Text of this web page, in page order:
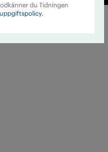
du Tidningen